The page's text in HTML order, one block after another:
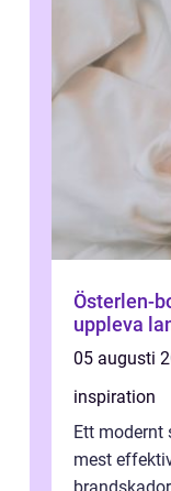
Österlen-
uppleva
05 augusti
inspiration
Ett modernt
mest